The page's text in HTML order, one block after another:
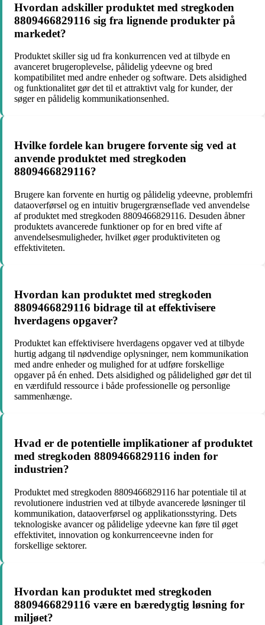
Hvordan adskiller produktet med stregkoden
8809466829116 sig fra lignende produkter på
markedet?
Produktet skiller sig ud fra konkurrencen ved at tilbyde en
avanceret brugeroplevelse, pålidelig ydeevne og bred
kompatibilitet med andre enheder og software. Dets alsidighed
og funktionalitet gør det til et attraktivt valg for kunder, der
søger en pålidelig kommunikationsenhed.
Hvilke fordele kan brugere forvente sig ved at
anvende produktet med stregkoden
8809466829116?
Brugere kan forvente en hurtig og pålidelig ydeevne, problemfri
dataoverførsel og en intuitiv brugergrænseflade ved anvendelse
af produktet med stregkoden 8809466829116. Desuden åbner
produktets avancerede funktioner op for en bred vifte af
anvendelsesmuligheder, hvilket øger produktiviteten og
effektiviteten.
Hvordan kan produktet med stregkoden
8809466829116 bidrage til at effektivisere
hverdagens opgaver?
Produktet kan effektivisere hverdagens opgaver ved at tilbyde
hurtig adgang til nødvendige oplysninger, nem kommunikation
med andre enheder og mulighed for at udføre forskellige
opgaver på én enhed. Dets alsidighed og pålidelighed gør det til
en værdifuld ressource i både professionelle og personlige
sammenhænge.
Hvad er de potentielle implikationer af produktet
med stregkoden 8809466829116 inden for
industrien?
Produktet med stregkoden 8809466829116 har potentiale til at
revolutionere industrien ved at tilbyde avancerede løsninger til
kommunikation, dataoverførsel og applikationsstyring. Dets
teknologiske avancer og pålidelige ydeevne kan føre til øget
effektivitet, innovation og konkurrenceevne inden for
forskellige sektorer.
Hvordan kan produktet med stregkoden
8809466829116 være en bæredygtig løsning for
miljøet?